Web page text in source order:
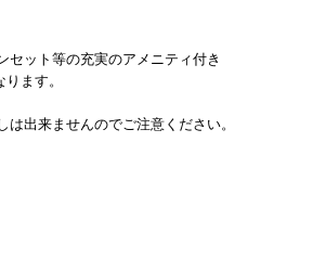
セット等の充実のアメニティ付き
ます。
出来ませんのでご注意ください。